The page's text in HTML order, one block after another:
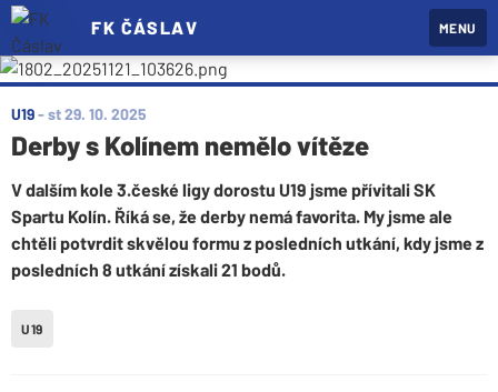
FK ČÁSLAV MENU
U19-st 29. 10. 2025
Derby s Kolínem nemělo vítěze
V dalším kole 3.české ligy dorostu U19 jsme přívitali SK
Spartu Kolín. Říká se, že derby nemá favorita. My jsme ale
chtěli potvrdit skvělou formu z posledních utkání, kdy jsme z
posledních 8 utkání získali 21 bodů.
U19